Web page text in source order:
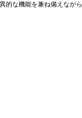
的な機能を兼ね備えながら